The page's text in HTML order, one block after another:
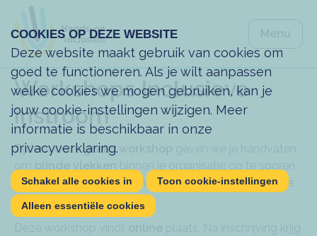
Workshops Inclusieve
instroom
Tijdens dezegratis workshop
om vervolgens die hiaten in jeaanwervingsproces
te
dichten.
COOKIES OP DEZE WEBSITE
Deze website maakt gebruik van cookies om
goed te functioneren. Als je wilt aanpassen
welke cookies we mogen gebruiken, kan je
jouw cookie-instellingen wijzigen. Meer
informatie is beschikbaar in onze
privacyverklaring.
Schakel alle cookies in Toon cookie-instellingen
Alleen essentiële cookies